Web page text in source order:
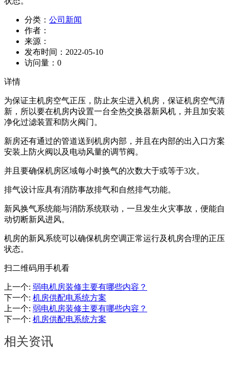
分类： 公司新闻
作者：
来源：
发布时间： 2022-05-10
访问量： 0
详情
为保证主机房空气正压，防止灰尘进入机房，保证机房空气清
新，所以要在机房内设置一台全热交换器新风机，并且加安装
净化过滤装置和防火阀门。
新房还有通过的管道送到机房内部，并且在内部的出入口方案
安装上防火阀以及电动风量的调节阀。
并且要确保机房区域每小时换气的次数大于或等于3次。
排气设计应具有消防事故排气和自然排气功能。
新风换气系统能与消防系统联动，一旦发生火灾事故，便能自
动切断新风进风。
机房的新风系统可以确保机房空调正常运行及机房合理的正压
状态。
扫二维码用手机看
上一个: 弱电机房装修主要有哪些内容？
下一个: 机房供配电系统方案
上一个: 弱电机房装修主要有哪些内容？
下一个: 机房供配电系统方案
相关资讯